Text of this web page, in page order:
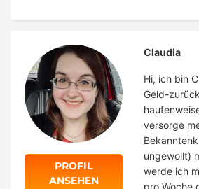
PROFIL
ANSEHEN
Claudia
Hi, ich bin
Geld-
versorge
ungewollt)
werde ich